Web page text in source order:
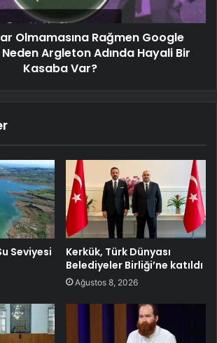
Olmamasına Rağmen Google
Argleton Adında Hayali Bir
Kasaba Var?
Seviyesi
Kerkük, Türk Dünyası
Belediyeler Birliği’ne katıldı
Ağustos 8, 2026